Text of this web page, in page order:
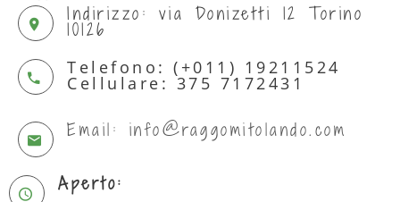
Indirizzo: via Donizetti 12 Torino
10126
Telefono: (+011) 19211524
Cellulare: 375 7172431
Email: info@raggomitolando.com
Aperto: